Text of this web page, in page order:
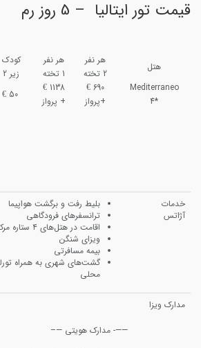
قیمت تور ایتالیا – 5 روز رم
هتل
هر نفر
2 تخته
هر نفر
1 تخته
کودک
زیر 2
Mediterraneo
*4
690 €
+پرواز
1138 €
+ پرواز
50 €
خدمات
آژاتس
بلیط رفت و برگشت هواپیما
ترانسفرهای فرودگاهی
اقامت در هتل‌های ۴ ستاره مرکز شهر با صبحانه
ویزای شنگن
بیمه مسافرتی
گشت‌های شهری به همراه
محلی
مدارک ویزا
——- مدارک هویتی —–